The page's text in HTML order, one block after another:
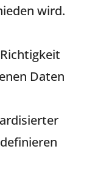
wird.
Daten